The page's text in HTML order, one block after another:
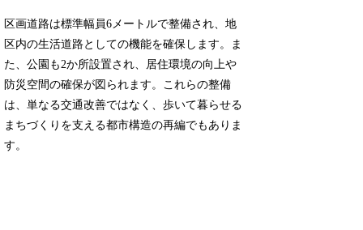
区画道路は標準幅員6メートルで整備され、地
区内の生活道路としての機能を確保します。ま
た、公園も2か所設置され、居住環境の向上や
防災空間の確保が図られます。これらの整備
は、単なる交通改善ではなく、歩いて暮らせる
まちづくりを支える都市構造の再編でもありま
す。